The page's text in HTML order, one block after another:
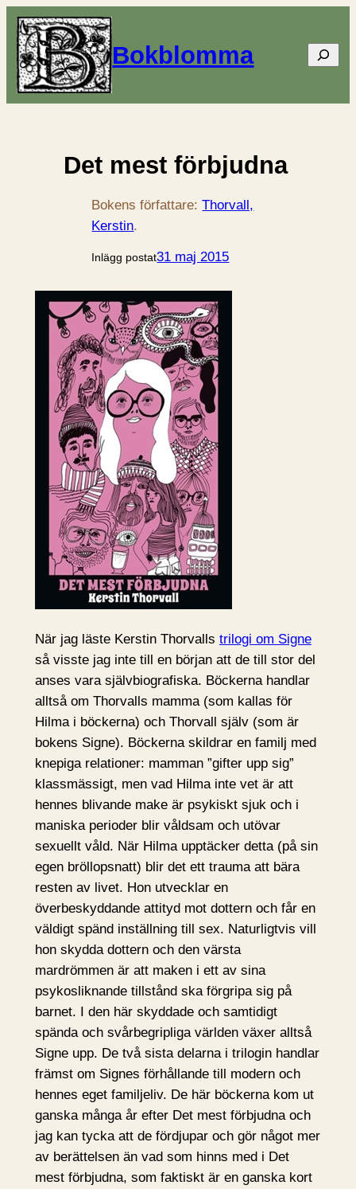
Bokblomma Sök
Det mest förbjudna
Bokens författare:Thorvall,
Kerstin.
Inlägg postat31 maj 2015
När jag läste Kerstin Thorvalls trilogi om Signe
så visste jag inte till en början att de till stor del
anses vara självbiografiska. Böckerna handlar
alltså om Thorvalls mamma (som kallas för
Hilma i böckerna) och Thorvall själv (som är
bokens Signe). Böckerna skildrar en familj med
knepiga relationer: mamman ”gifter upp sig”
klassmässigt, men vad Hilma inte vet är att
hennes blivande make är psykiskt sjuk och i
maniska perioder blir våldsam och utövar
sexuellt våld. När Hilma upptäcker detta (på sin
egen bröllopsnatt) blir det ett trauma att bära
resten av livet. Hon utvecklar en
överbeskyddande attityd mot dottern och får en
väldigt spänd inställning till sex. Naturligtvis vill
hon skydda dottern och den värsta
mardrömmen är att maken i ett av sina
psykosliknande tillstånd ska förgripa sig på
barnet. I den här skyddade och samtidigt
spända och svårbegripliga världen växer alltså
Signe upp. De två sista delarna i trilogin handlar
främst om Signes förhållande till modern och
hennes eget familjeliv. De här böckerna kom ut
ganska många år efter Det mest förbjudna och
jag kan tycka att de fördjupar och gör något mer
av berättelsen än vad som hinns med i Det
mest förbjudna, som faktiskt är en ganska kort